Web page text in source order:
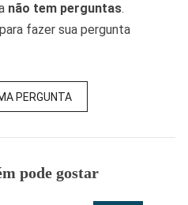
não tem perguntas.
fazer sua pergunta
PERGUNTA
pode gostar